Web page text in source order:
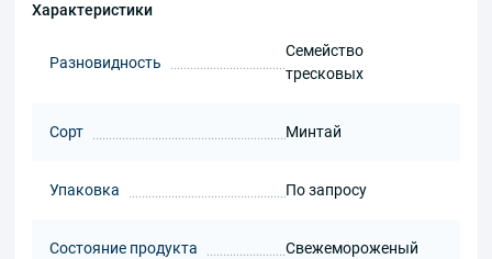
Характеристики
Разновидность
Семейство
тресковых
Сорт Минтай
Упаковка По запросу
Состояние продукта Свежемороженый